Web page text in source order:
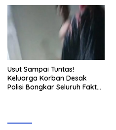
Usut Sampai Tuntas!
Keluarga Korban Desak
Polisi Bongkar Seluruh Fakta